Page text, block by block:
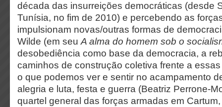
década das insurreições democráticas (desde
Tunísia, no fim de 2010) e percebendo as
impulsionam novas/outras formas de
Wilde (em seu A alma do homem sob o
desobediência como base da democracia, a
caminhos de construção coletiva frente a
o que podemos ver e sentir no acampamento
alegria e luta, festa e guerra (Beatriz Perrone-
quartel general das forças armadas em